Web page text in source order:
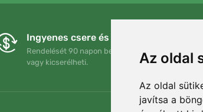
Az oldal
Az oldal
javítsa a
Ingyenes csere és visszaküldés
Rendelését 90 napon belül bármikor
vagy kicserélheti.